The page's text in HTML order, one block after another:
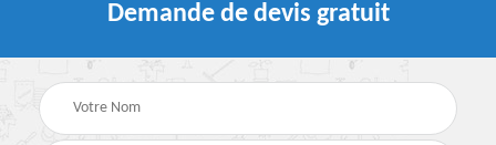
Demande de devis gratuit